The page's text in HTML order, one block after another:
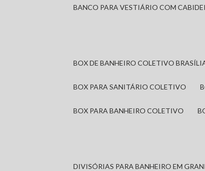
BANCO PARA VESTIÁRIO COM
BOX DE BANHEIRO COLETIVO
BOX PARA SANITÁRIO COLETIVO
BOX PARA BANHEIRO COLETIVO
DIVISÓRIAS PARA BANHEIRO EM